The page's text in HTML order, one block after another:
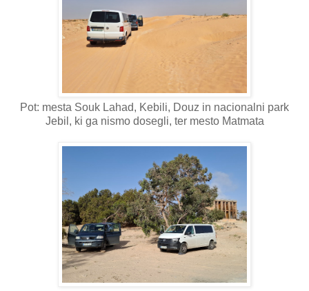
Pot: mesta Souk Lahad, Kebili, Douz in nacionalni park
Jebil, ki ga nismo dosegli, ter mesto Matmata